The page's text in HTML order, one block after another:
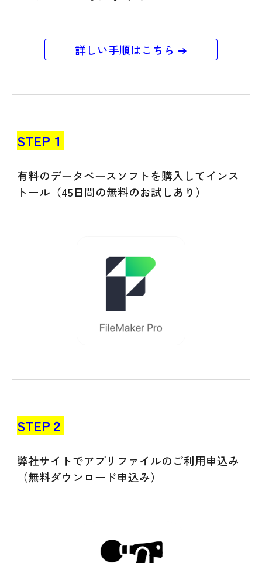
詳しい手順はこちら ➔
STEP１
有料のデータベースソフトを購入してインス
トール（45日間の無料のお試しあり）
STEP２
弊社サイトでアプリファイルのご利用申込み
（無料ダウンロード申込み）